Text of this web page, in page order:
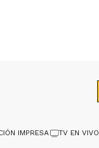
IMPRESA TV EN VIVO